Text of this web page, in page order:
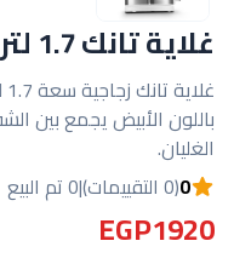
غلاية تانك 1.7 لتر 1850 وات زجاج ابيض
باللون الأبيض يجمع بين
الغليان.
0(0 التقييمات) |0 تم البيع
EGP1920